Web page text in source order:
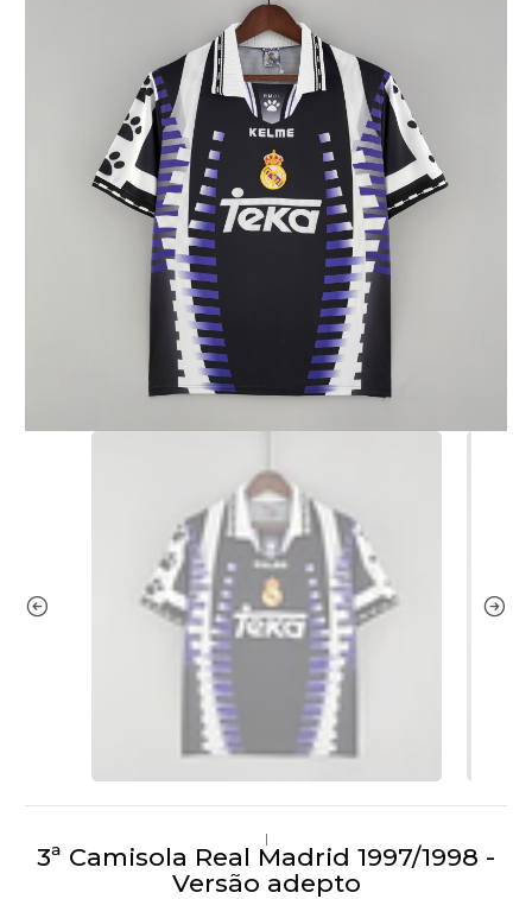
|
3ª Camisola Real Madrid 1997/1998 -
Versão adepto